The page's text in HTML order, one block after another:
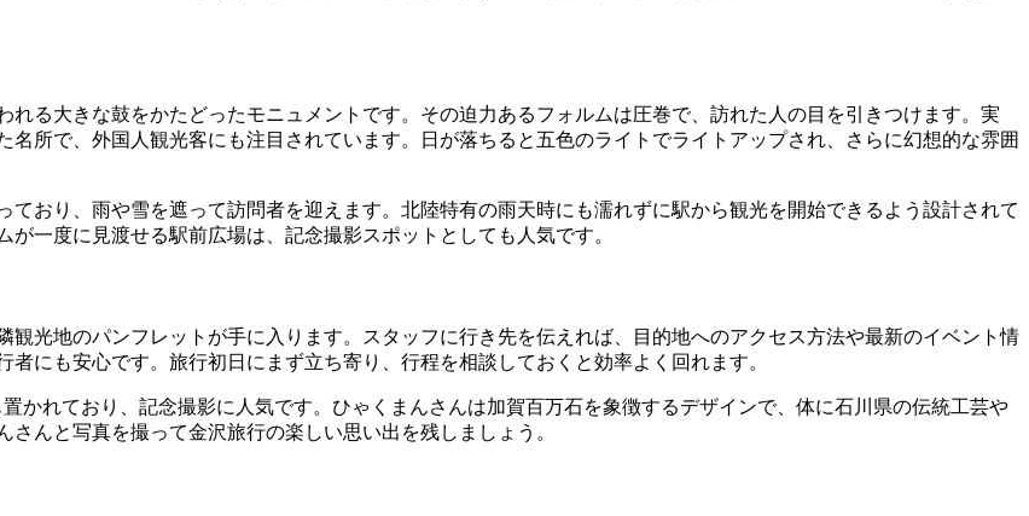
る大きな鼓をかたどったモニュメントです。その迫力あるフォルムは圧巻で、訪れた人の目を引きつけます。実
所で、外国人観光客にも注目されています。日が落ちると五色のライトでライトアップされ、さらに幻想的な雰囲
おり、雨や雪を遮って訪問者を迎えます。北陸特有の雨天時にも濡れずに駅から観光を開始できるよう設計されて
一度に見渡せる駅前広場は、記念撮影スポットとしても人気です。
光地のパンフレットが手に入ります。スタッフに行き先を伝えれば、目的地へのアクセス方法や最新のイベント情
にも安心です。旅行初日にまず立ち寄り、行程を相談しておくと効率よく回れます。
かれており、記念撮影に人気です。ひゃくまんさんは加賀百万石を象徴するデザインで、体に石川県の伝統工芸や
んと写真を撮って金沢旅行の楽しい思い出を残しましょう。